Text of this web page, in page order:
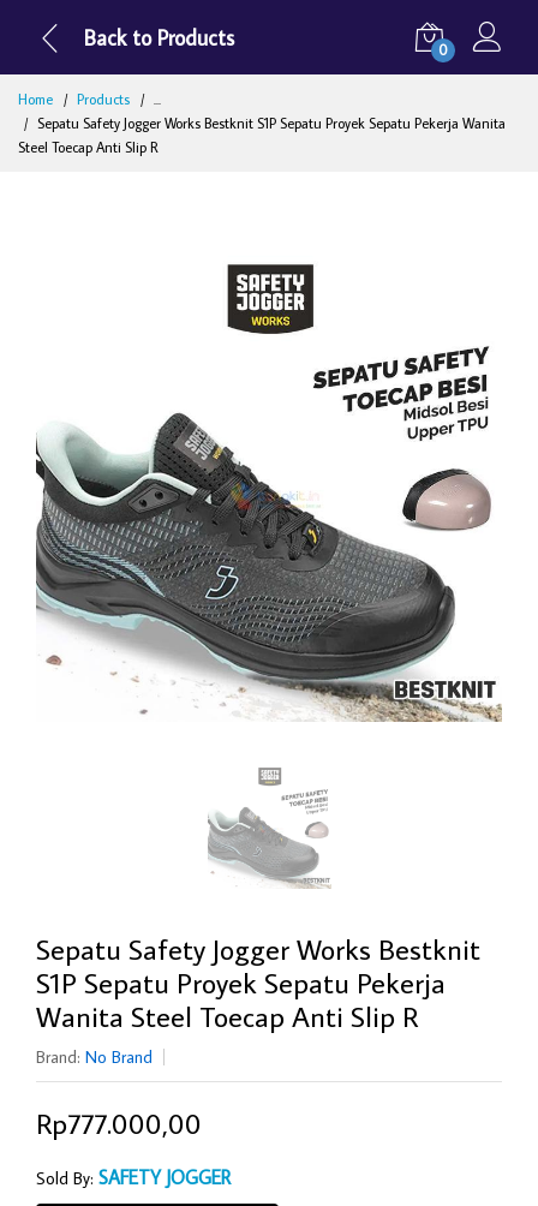
Back to Products 0
Home Products
...
Sepatu Safety Jogger Works Bestknit S1P Sepatu Proyek Sepatu Pekerja Wanita
Steel Toecap Anti Slip R
Sepatu Safety Jogger Works Bestknit
S1P Sepatu Proyek Sepatu Pekerja
Wanita Steel Toecap Anti Slip R
Brand: No Brand
Rp777.000,00
Sold By: SAFETY JOGGER